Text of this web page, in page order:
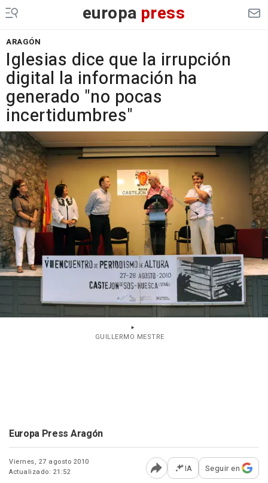
europa press
ARAGÓN
Iglesias dice que la irrupción
digital la información ha
generado "no pocas
incertidumbres"
GUILLERMO MESTRE
Europa Press Aragón
Viernes, 27 agosto 2010
Actualizado: 21:52
Abrir opciones para
IA Seguir en